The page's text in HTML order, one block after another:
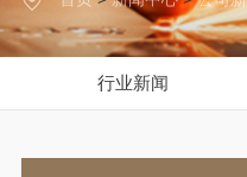
网
行业新闻